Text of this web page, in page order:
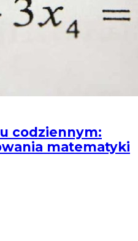
codziennym:
matematyki